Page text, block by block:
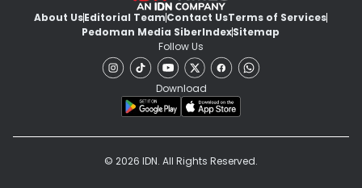
About UsEditorial TeamContact UsTerms of Services
Pedoman Media SiberIndexSitemap
Follow Us
Download
© 2026 IDN. All Rights Reserved.